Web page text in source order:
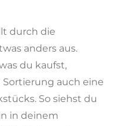
durch die
anders aus.
du kaufst,
auch eine
So siehst du
in deinem